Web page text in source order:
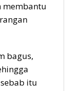
membantu
bagus,
itu